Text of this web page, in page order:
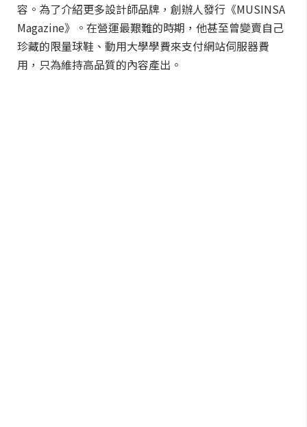
容。為了介紹更多設計師品牌，創辦人發行《MUSINSA
Magazine》。在營運最艱難的時期，他甚至曾變賣自己
珍藏的限量球鞋、動用大學學費來支付網站伺服器費
用，只為維持高品質的內容產出。